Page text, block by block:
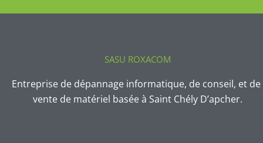
SASU ROXACOM
Entreprise de dépannage informatique, de conseil, et de
vente de matériel basée à Saint Chély D’apcher.